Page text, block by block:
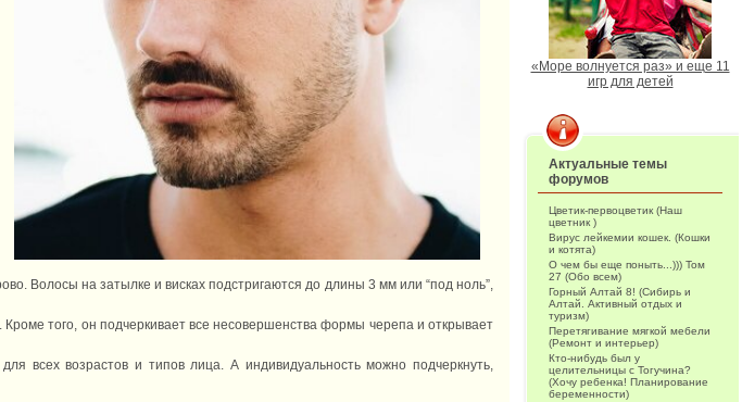
Волосы на затылке и висках подстригаются до длины 3 мм или “под ноль”,
того, он подчеркивает все несовершенства формы черепа и открывает
всех возрастов и типов лица. А индивидуальность можно подчеркнуть,
«Море волнуется раз» и еще 11
игр для детей
Актуальные темы
форумов
Цветик-первоцветик (Наш
цветник )
Вирус лейкемии кошек. (Кошки
и котята)
О чем бы еще поныть...))) Том
27 (Обо всем)
Горный Алтай 8! (Сибирь и
Алтай. Активный отдых и
туризм)
Перетягивание мягкой мебели
(Ремонт и интерьер)
Кто-нибудь был у
целительницы с Тогучина?
(Хочу ребенка! Планирование
беременности)